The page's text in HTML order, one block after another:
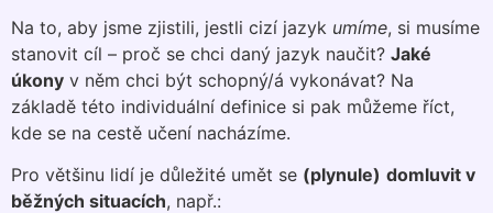
Na to, aby jsme zjistili, jestli cizí jazyk umíme, si musíme
stanovit cíl – proč se chci daný jazyk naučit? Jaké
úkony v něm chci být schopný/á vykonávat? Na
základě této individuální definice si pak můžeme říct,
kde se na cestě učení nacházíme.
Pro většinu lidí je důležité umět se (plynule) domluvit v
běžných situacích, např.: